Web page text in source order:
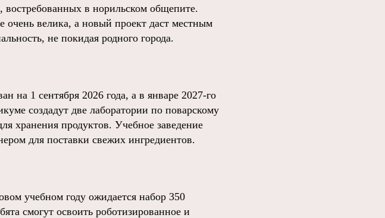
востребованных в норильском общепите.
очень велика, а новый проект даст местным
не покидая родного города.
на 1 сентября 2026 года, а в январе 2027‑го
создадут две лаборатории по поварскому
хранения продуктов. Учебное заведение
для поставки свежих ингредиентов.
учебном году ожидается набор 350
смогут освоить роботизированное и